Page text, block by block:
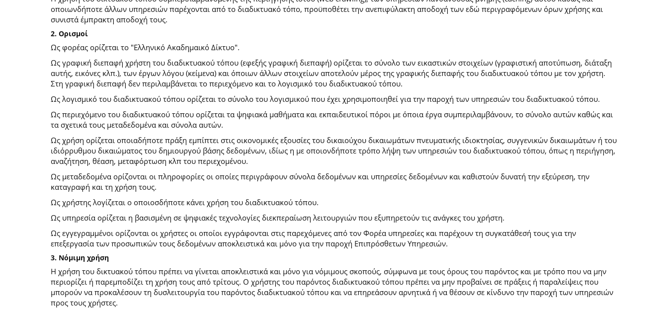
οποιωνδήποτε άλλων υπηρεσιών παρέχονται από το διαδικτυακό τόπο, προϋποθέτει την ανεπιφύλακτη αποδοχή των εδώ περιγραφόμενων όρων χρήσης και
συνιστά έμπρακτη αποδοχή τους.
2. Ορισμοί
Ως φορέας ορίζεται το "Ελληνικό Ακαδημαικό Δίκτυο".
Ως γραφική διεπαφή χρήστη του διαδικτυακού τόπου (εφεξής γραφική διεπαφή) ορίζεται το σύνολο των εικαστικών στοιχείων (γραφιστική αποτύπωση, διάταξη
αυτής, εικόνες κλπ.), των έργων λόγου (κείμενα) και όποιων άλλων στοιχείων αποτελούν μέρος της γραφικής διεπαφής του διαδικτυακού τόπου με τον χρήστη.
Στη γραφική διεπαφή δεν περιλαμβάνεται το περιεχόμενο και το λογισμικό του διαδικτυακού τόπου.
Ως λογισμικό του διαδικτυακού τόπου ορίζεται το σύνολο του λογισμικού που έχει χρησιμοποιηθεί για την παροχή των υπηρεσιών του διαδικτυακού τόπου.
Ως περιεχόμενο του διαδικτυακού τόπου ορίζεται τα ψηφιακά μαθήματα και εκπαιδευτικοί πόροι με όποια έργα συμπεριλαμβάνουν, το σύνολο αυτών καθώς και
τα σχετικά τους μεταδεδομένα και σύνολα αυτών.
Ως χρήση ορίζεται οποιαδήποτε πράξη εμπίπτει στις οικονομικές εξουσίες του δικαιούχου δικαιωμάτων πνευματικής ιδιοκτησίας, συγγενικών δικαιωμάτων ή του
ιδιόρρυθμου δικαιώματος του δημιουργού βάσης δεδομένων, ιδίως η με οποιονδήποτε τρόπο λήψη των υπηρεσιών του διαδικτυακού τόπου, όπως η περιήγηση,
αναζήτηση, θέαση, μεταφόρτωση κλπ του περιεχομένου.
Ως μεταδεδομένα ορίζονται οι πληροφορίες οι οποίες περιγράφουν σύνολα δεδομένων και υπηρεσίες δεδομένων και καθιστούν δυνατή την εξεύρεση, την
καταγραφή και τη χρήση τους.
Ως χρήστης λογίζεται ο οποιοσδήποτε κάνει χρήση του διαδικτυακού τόπου.
Ως υπηρεσία ορίζεται η βασισμένη σε ψηφιακές τεχνολογίες διεκπεραίωση λειτουργιών που εξυπηρετούν τις ανάγκες του χρήστη.
Ως εγγεγραμμένοι ορίζονται οι χρήστες οι οποίοι εγγράφονται στις παρεχόμενες από τον Φορέα υπηρεσίες και παρέχουν τη συγκατάθεσή τους για την
επεξεργασία των προσωπικών τους δεδομένων αποκλειστικά και μόνο για την παροχή Επιπρόσθετων Υπηρεσιών.
3. Νόμιμη χρήση
Η χρήση του δικτυακού τόπου πρέπει να γίνεται αποκλειστικά και μόνο για νόμιμους σκοπούς, σύμφωνα με τους όρους του παρόντος και με τρόπο που να μην
περιορίζει ή παρεμποδίζει τη χρήση τους από τρίτους. Ο χρήστης του παρόντος διαδικτυακού τόπου πρέπει να μην προβαίνει σε πράξεις ή παραλείψεις που
μπορούν να προκαλέσουν τη δυσλειτουργία του παρόντος διαδικτυακού τόπου και να επηρεάσουν αρνητικά ή να θέσουν σε κίνδυνο την παροχή των υπηρεσιών
προς τους χρήστες.